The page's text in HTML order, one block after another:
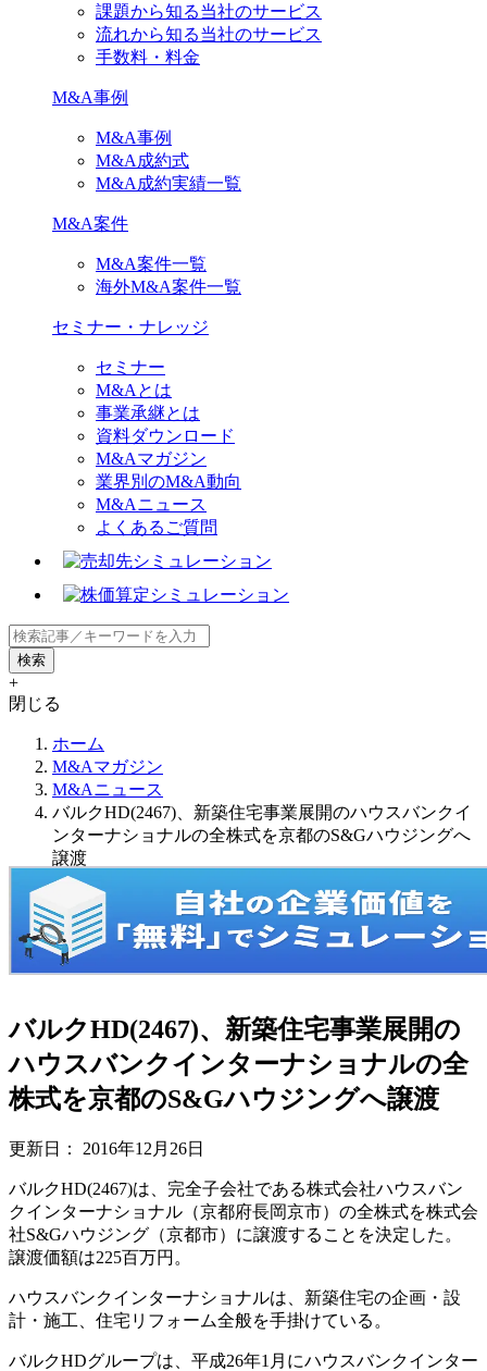
課題から知る当社のサービス
流れから知る当社のサービス
手数料・料金
M&A事例
M&A事例
M&A成約式
M&A成約実績一覧
M&A案件
M&A案件一覧
海外M&A案件一覧
セミナー・ナレッジ
セミナー
M&Aとは
事業承継とは
資料ダウンロード
M&Aマガジン
業界別のM&A動向
M&Aニュース
よくあるご質問
+
閉じる
ホーム
M&Aマガジン
M&Aニュース
バルクHD(2467)、新築住宅事業展開のハウスバンクイ
ンターナショナルの全株式を京都のS&Gハウジングへ
譲渡
バルクHD(2467)、新築住宅事業展開の
ハウスバンクインターナショナルの全
株式を京都のS&Gハウジングへ譲渡
更新日： 2016年12月26日
バルクHD(2467)は、完全子会社である株式会社ハウスバン
クインターナショナル（京都府長岡京市）の全株式を株式会
社S&Gハウジング（京都市）に譲渡することを決定した。
譲渡価額は225百万円。
ハウスバンクインターナショナルは、新築住宅の企画・設
計・施工、住宅リフォーム全般を手掛けている。
バルクHDグループは、平成26年1月にハウスバンクインター